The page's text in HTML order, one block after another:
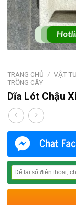
TRANG CHỦ / VẬT
TRỒNG CÂY
Dĩa Lót Chậu